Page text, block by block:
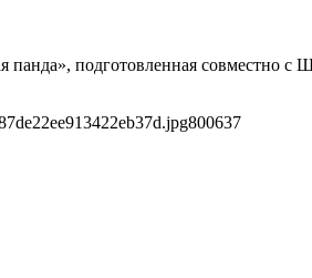
панда», подготовленная совместно с
800637